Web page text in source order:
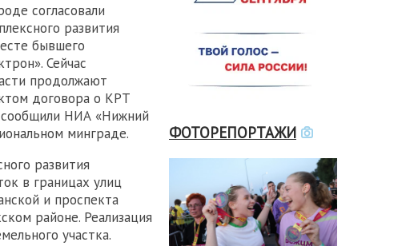
согласовали
развития
бывшего
Сейчас
продолжают
договора о КРТ
НИА «Нижний
минграде.
развития
в границах улиц
и проспекта
районе. Реализация
участка.
ФОТОРЕПОРТАЖИ